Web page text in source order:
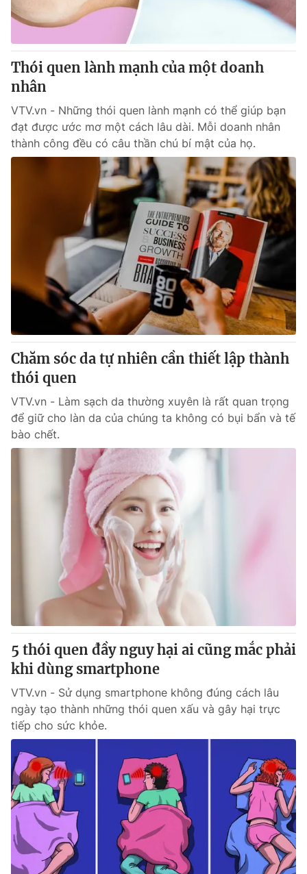
Thói quen lành mạnh của một doanh
nhân
VTV.vn - Những thói quen lành mạnh có thể giúp bạn
đạt được ước mơ một cách lâu dài. Mỗi doanh nhân
thành công đều có câu thần chú bí mật của họ.
Chăm sóc da tự nhiên cần thiết lập thành
thói quen
VTV.vn - Làm sạch da thường xuyên là rất quan trọng
để giữ cho làn da của chúng ta không có bụi bẩn và tế
bào chết.
5 thói quen đầy nguy hại ai cũng mắc phải
khi dùng smartphone
VTV.vn - Sử dụng smartphone không đúng cách lâu
ngày tạo thành những thói quen xấu và gây hại trực
tiếp cho sức khỏe.